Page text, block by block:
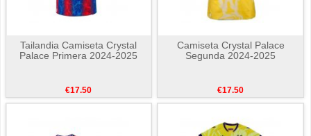
Tailandia Camiseta Crystal
Palace Primera 2024-2025
€17.50
Camiseta Crystal Palace
Segunda 2024-2025
€17.50